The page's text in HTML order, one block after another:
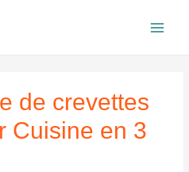
de crevettes
Cuisine en 3